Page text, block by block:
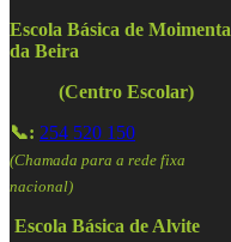
Escola Básica de Moimenta
da Beira
(Centro Escolar)
📞: 254 520 150
(Chamada para a rede fixa
nacional)
Escola Básica de Alvite